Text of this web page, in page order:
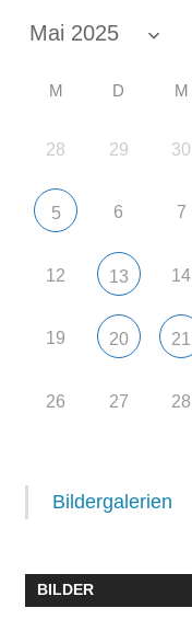
M D M
28 29 30
5 6 7
12 13 14
19 20 21
26 27 28
Bildergalerien
BILDER